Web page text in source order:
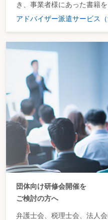
き、事業者様にあった書籍
アドバイザー派遣サービス（
団体向け研修会開催を
ご検討の方へ
弁護士会、税理士会、法人